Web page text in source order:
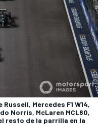
Mercedes F1 W14,
Norris, McLaren MCL60,
resto de la parrilla en la